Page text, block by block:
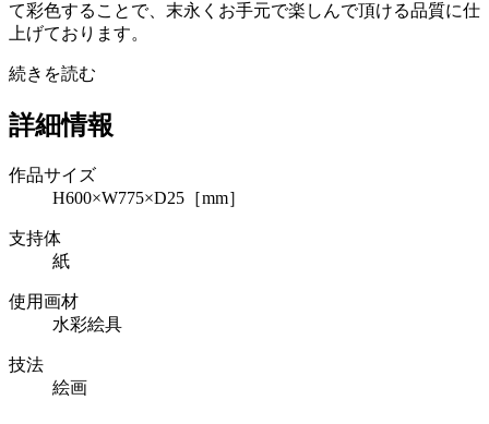
て彩色することで、末永くお手元で楽しんで頂ける品質に仕
上げております。
続きを読む
詳細情報
作品サイズ
H600×W775×D25［mm］
支持体
紙
使用画材
水彩絵具
技法
絵画